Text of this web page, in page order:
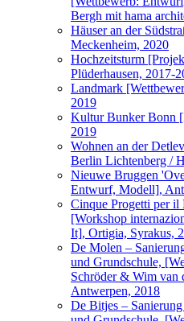
Bergh mit hama
Häuser an der
Meckenheim, 2020
Hochzeitsturm
Plüderhausen, 2017-
Landmark
2019
Kultur Bunker Bonn
2019
Wohnen an der
Berlin Lichtenberg /
Nieuwe Bruggen
Entwurf, Modell],
Cinque Progetti per il
[Workshop
It], Ortigia, Syrakus,
De Molen –
und Grundschule,
Schröder & Wim van
Antwerpen, 2018
De Bitjes –